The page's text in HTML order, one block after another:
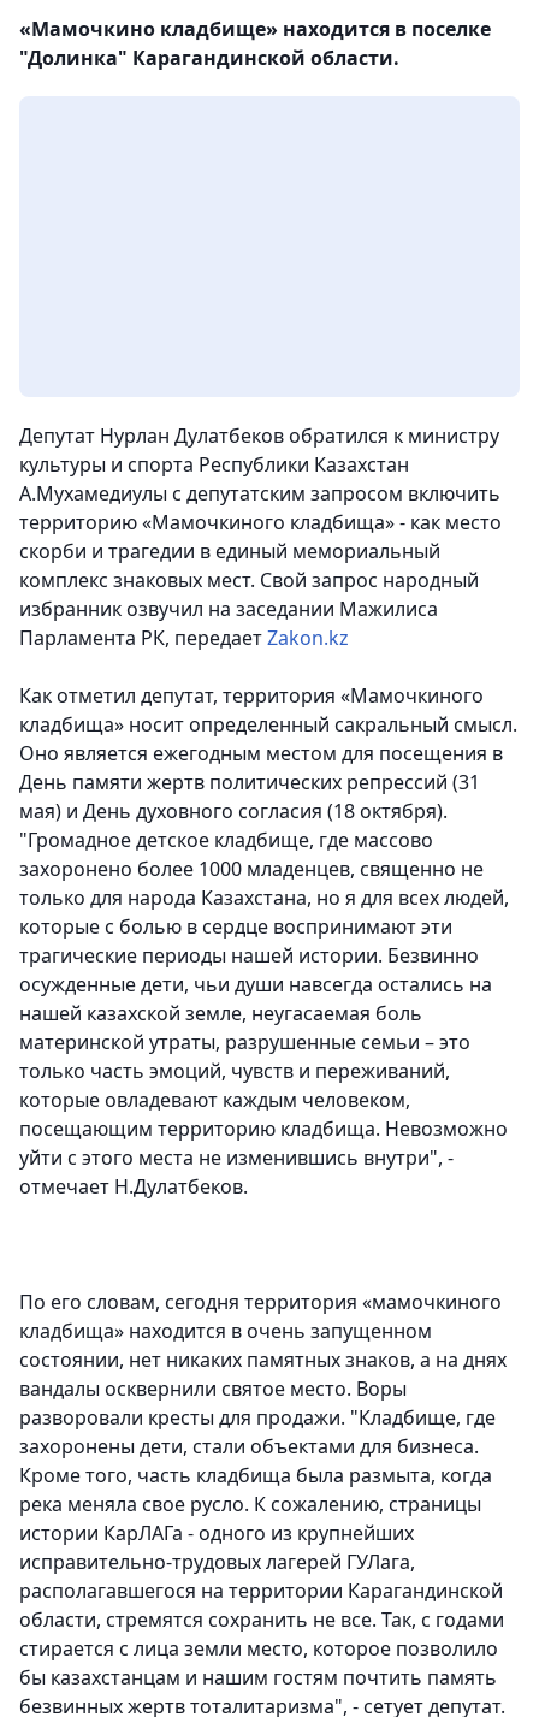
«Мамочкино кладбище» находится в поселке
"Долинка" Карагандинской области.
Депутат Нурлан Дулатбеков обратился к министру
культуры и спорта Республики Казахстан
А.Мухамедиулы с депутатским запросом включить
территорию «Мамочкиного кладбища» - как место
скорби и трагедии в единый мемориальный
комплекс знаковых мест. Свой запрос народный
избранник озвучил на заседании Мажилиса
Парламента РК, передаетZakon.kz
Как отметил депутат, территория «Мамочкиного
кладбища» носит определенный сакральный смысл.
Оно является ежегодным местом для посещения в
День памяти жертв политических репрессий (31
мая) и День духовного согласия (18 октября).
"Громадное детское кладбище, где массово
захоронено более 1000 младенцев, священно не
только для народа Казахстана, но я для всех людей,
которые с болью в сердце воспринимают эти
трагические периоды нашей истории. Безвинно
осужденные дети, чьи души навсегда остались на
нашей казахской земле, неугасаемая боль
материнской утраты, разрушенные семьи – это
только часть эмоций, чувств и переживаний,
которые овладевают каждым человеком,
посещающим территорию кладбища. Невозможно
уйти с этого места не изменившись внутри", -
отмечает Н.Дулатбеков.
По его словам, сегодня территория «мамочкиного
кладбища» находится в очень запущенном
состоянии, нет никаких памятных знаков, а на днях
вандалы осквернили святое место. Воры
разворовали кресты для продажи. "Кладбище, где
захоронены дети, стали объектами для бизнеса.
Кроме того, часть кладбища была размыта, когда
река меняла свое русло. К сожалению, страницы
истории КарЛАГа - одного из крупнейших
исправительно-трудовых лагерей ГУЛага,
располагавшегося на территории Карагандинской
области, стремятся сохранить не все. Так, с годами
стирается с лица земли место, которое позволило
бы казахстанцам и нашим гостям почтить память
безвинных жертв тоталитаризма", - сетует депутат.